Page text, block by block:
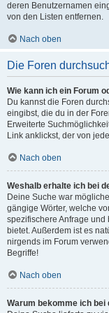
deren Benutzernamen
von den Listen entfernen.
Nach oben
Die Foren
Wie kann ich ein Forum
Du kannst die Foren
eingibst, die du in der
Erweiterte
Link anklickst, der von
Nach oben
Weshalb erhalte ich bei
Deine Suche war
gängige Wörter, welche
spezifischere Anfrage
bietet. Außerdem ist es
nirgends im Forum
Begriffe!
Nach oben
Warum bekomme ich bei